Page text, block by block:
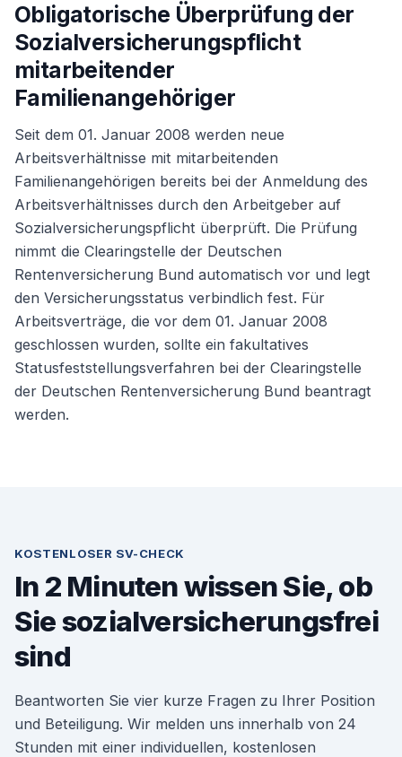
Obligatorische Überprüfung der
Sozialversicherungspflicht
mitarbeitender
Familienangehöriger
Seit dem 01. Januar 2008 werden neue
Arbeitsverhältnisse mit mitarbeitenden
Familienangehörigen bereits bei der Anmeldung des
Arbeitsverhältnisses durch den Arbeitgeber auf
Sozialversicherungspflicht überprüft. Die Prüfung
nimmt die Clearingstelle der Deutschen
Rentenversicherung Bund automatisch vor und legt
den Versicherungsstatus verbindlich fest. Für
Arbeitsverträge, die vor dem 01. Januar 2008
geschlossen wurden, sollte ein fakultatives
Statusfeststellungsverfahren bei der Clearingstelle
der Deutschen Rentenversicherung Bund beantragt
werden.
KOSTENLOSER SV-CHECK
In 2 Minuten wissen Sie, ob
Sie sozialversicherungsfrei
sind
Beantworten Sie vier kurze Fragen zu Ihrer Position
und Beteiligung. Wir melden uns innerhalb von 24
Stunden mit einer individuellen, kostenlosen